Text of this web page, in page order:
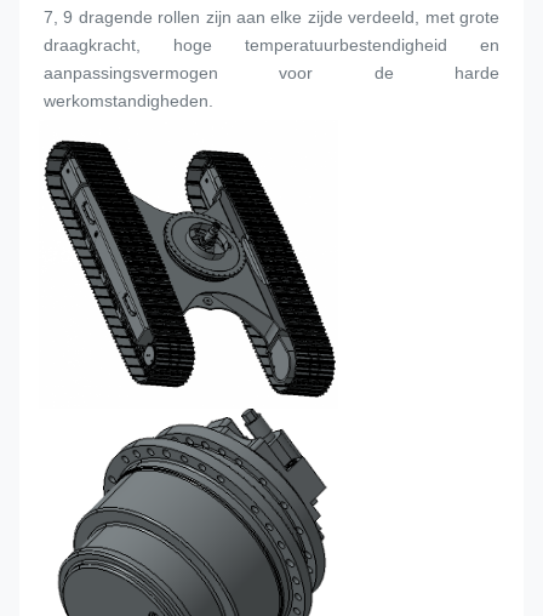
7, 9 dragende rollen zijn aan elke zijde verdeeld, met grote
draagkracht, hoge temperatuurbestendigheid en
aanpassingsvermogen voor de harde
werkomstandigheden.